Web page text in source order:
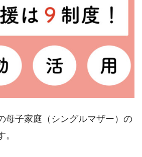
母子家庭（シングルマザー）の